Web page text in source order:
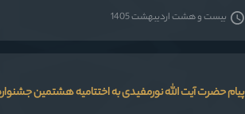
بیست و هشت اردیبهشت 1405
پیام حضرت آیت الله نورمفیدی به اختتامیه هشتمین جشنواره